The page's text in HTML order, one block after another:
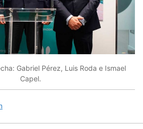
Gabriel Pérez, Luis Roda e Ismael
Capel.